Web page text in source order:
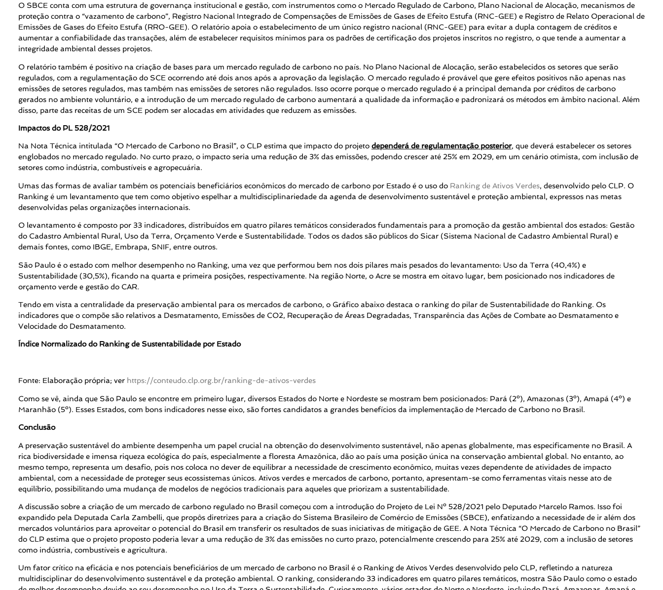
O SBCE conta com uma estrutura de governança institucional e gestão, com instrumentos como o Mercado Regulado de Carbono, Plano Nacional de Alocação, mecanismos de
proteção contra o “vazamento de carbono”, Registro Nacional Integrado de Compensações de Emissões de Gases de Efeito Estufa (RNC-GEE) e Registro de Relato Operacional de
Emissões de Gases do Efeito Estufa (RRO-GEE). O relatório apoia o estabelecimento de um único registro nacional (RNC-GEE) para evitar a dupla contagem de créditos e
aumentar a confiabilidade das transações, além de estabelecer requisitos mínimos para os padrões de certificação dos projetos inscritos no registro, o que tende a aumentar a
integridade ambiental desses projetos.
O relatório também é positivo na criação de bases para um mercado regulado de carbono no país. No Plano Nacional de Alocação, serão estabelecidos os setores que serão
regulados, com a regulamentação do SCE ocorrendo até dois anos após a aprovação da legislação. O mercado regulado é provável que gere efeitos positivos não apenas nas
emissões de setores regulados, mas também nas emissões de setores não regulados. Isso ocorre porque o mercado regulado é a principal demanda por créditos de carbono
gerados no ambiente voluntário, e a introdução de um mercado regulado de carbono aumentará a qualidade da informação e padronizará os métodos em âmbito nacional. Além
disso, parte das receitas de um SCE podem ser alocadas em atividades que reduzem as emissões.
Impactos do PL 528/2021
Na Nota Técnica intitulada “O Mercado de Carbono no Brasil”, o CLP estima que impacto do projeto dependerá de regulamentação posterior, que deverá estabelecer os setores
englobados no mercado regulado. No curto prazo, o impacto seria uma redução de 3% das emissões, podendo crescer até 25% em 2029, em um cenário otimista, com inclusão de
setores como indústria, combustíveis e agropecuária.
Umas das formas de avaliar também os potenciais beneficiários econômicos do mercado de carbono por Estado é o uso do Ranking de Ativos Verdes, desenvolvido pelo CLP. O
Ranking é um levantamento que tem como objetivo espelhar a multidisciplinariedade da agenda de desenvolvimento sustentável e proteção ambiental, expressos nas metas
desenvolvidas pelas organizações internacionais.
O levantamento é composto por 33 indicadores, distribuídos em quatro pilares temáticos considerados fundamentais para a promoção da gestão ambiental dos estados: Gestão
do Cadastro Ambiental Rural, Uso da Terra, Orçamento Verde e Sustentabilidade. Todos os dados são públicos do Sicar (Sistema Nacional de Cadastro Ambiental Rural) e
demais fontes, como IBGE, Embrapa, SNIF, entre outros.
São Paulo é o estado com melhor desempenho no Ranking, uma vez que performou bem nos dois pilares mais pesados do levantamento: Uso da Terra (40,4%) e
Sustentabilidade (30,5%), ficando na quarta e primeira posições, respectivamente. Na região Norte, o Acre se mostra em oitavo lugar, bem posicionado nos indicadores de
orçamento verde e gestão do CAR.
Tendo em vista a centralidade da preservação ambiental para os mercados de carbono, o Gráfico abaixo destaca o ranking do pilar de Sustentabilidade do Ranking. Os
indicadores que o compõe são relativos a Desmatamento, Emissões de CO2, Recuperação de Áreas Degradadas, Transparência das Ações de Combate ao Desmatamento e
Velocidade do Desmatamento.
Índice Normalizado do Ranking de Sustentabilidade por Estado
Fonte: Elaboração própria; ver https://conteudo.clp.org.br/ranking-de-ativos-verdes
Como se vê, ainda que São Paulo se encontre em primeiro lugar, diversos Estados do Norte e Nordeste se mostram bem posicionados: Pará (2º), Amazonas (3º), Amapá (4º) e
Maranhão (5º). Esses Estados, com bons indicadores nesse eixo, são fortes candidatos a grandes benefícios da implementação de Mercado de Carbono no Brasil.
Conclusão
A preservação sustentável do ambiente desempenha um papel crucial na obtenção do desenvolvimento sustentável, não apenas globalmente, mas especificamente no Brasil. A
rica biodiversidade e imensa riqueza ecológica do país, especialmente a floresta Amazônica, dão ao país uma posição única na conservação ambiental global. No entanto, ao
mesmo tempo, representa um desafio, pois nos coloca no dever de equilibrar a necessidade de crescimento econômico, muitas vezes dependente de atividades de impacto
ambiental, com a necessidade de proteger seus ecossistemas únicos. Ativos verdes e mercados de carbono, portanto, apresentam-se como ferramentas vitais nesse ato de
equilíbrio, possibilitando uma mudança de modelos de negócios tradicionais para aqueles que priorizam a sustentabilidade.
A discussão sobre a criação de um mercado de carbono regulado no Brasil começou com a introdução do Projeto de Lei Nº 528/2021 pelo Deputado Marcelo Ramos. Isso foi
expandido pela Deputada Carla Zambelli, que propôs diretrizes para a criação do Sistema Brasileiro de Comércio de Emissões (SBCE), enfatizando a necessidade de ir além dos
mercados voluntários para aproveitar o potencial do Brasil em transferir os resultados de suas iniciativas de mitigação de GEE. A Nota Técnica “O Mercado de Carbono no Brasil”
do CLP estima que o projeto proposto poderia levar a uma redução de 3% das emissões no curto prazo, potencialmente crescendo para 25% até 2029, com a inclusão de setores
como indústria, combustíveis e agricultura.
Um fator crítico na eficácia e nos potenciais beneficiários de um mercado de carbono no Brasil é o Ranking de Ativos Verdes desenvolvido pelo CLP, refletindo a natureza
multidisciplinar do desenvolvimento sustentável e da proteção ambiental. O ranking, considerando 33 indicadores em quatro pilares temáticos, mostra São Paulo como o estado